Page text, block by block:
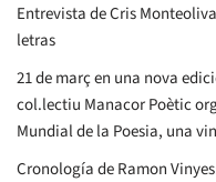
Entrevista de Cris
letras
21 de març en una nova
col.lectiu Manacor Poètic
Mundial de la Poesia, una
Cronología de Ramon